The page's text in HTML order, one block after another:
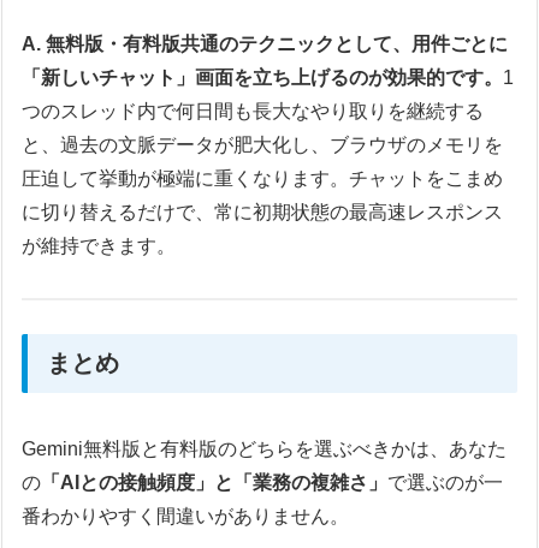
A. 無料版・有料版共通のテクニックとして、用件ごとに
「新しいチャット」画面を立ち上げるのが効果的です。 1
つのスレッド内で何日間も長大なやり取りを継続する
と、過去の文脈データが肥大化し、ブラウザのメモリを
圧迫して挙動が極端に重くなります。チャットをこまめ
に切り替えるだけで、常に初期状態の最高速レスポンス
が維持できます。
まとめ
Gemini無料版と有料版のどちらを選ぶべきかは、あなた
の 「AIとの接触頻度」と「業務の複雑さ」 で選ぶのが一
番わかりやすく間違いがありません。